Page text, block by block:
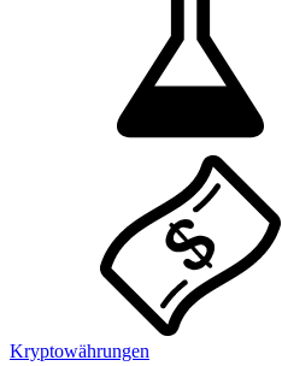
Kryptowährungen